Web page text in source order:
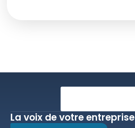
La voix de votre entreprise